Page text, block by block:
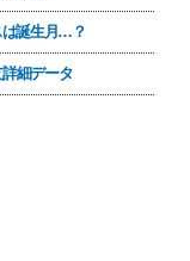
は誕生月…？
細データ